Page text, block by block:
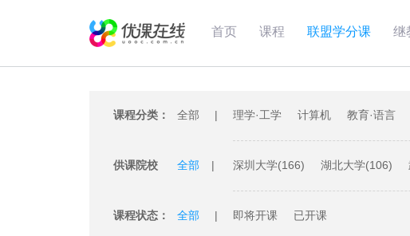
首页 课程 联盟学分课 继
课程分类： 全部 理学·工学 计算机 教育·语言
供课院校 全部 深圳大学(166) 湖北大学(106)
课程状态： 全部 即将开课 已开课